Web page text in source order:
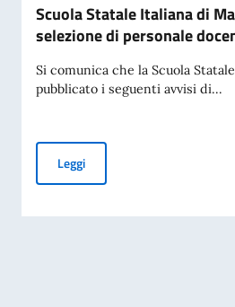
Scuola Statale Italiana di
selezione di personale
Si comunica che la Scuola
pubblicato i seguenti avvisi di...
LeggiScuola Statale Italiana di